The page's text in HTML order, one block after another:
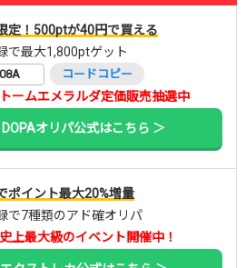
定！500ptが40円で買える
で最大1,800ptゲット
コードコピー
ームエメラルダ定価販売抽選中
DOPAオリパ公式はこちら ＞
ポイント最大20%増量
で7種類のアド確オリパ
史上最大級のイベント開催中！